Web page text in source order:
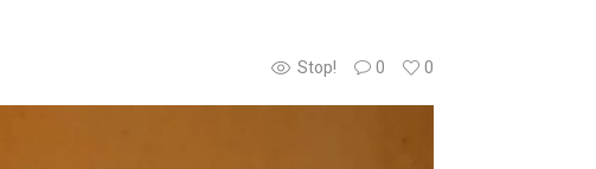
Stop! 0 0